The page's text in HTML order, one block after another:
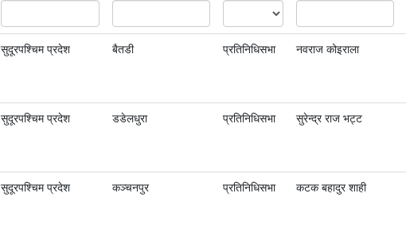
सुदूरपश्चिम प्रदेश बैतडी प्रतिनिधिसभा नवराज कोइराला
सुदूरपश्चिम प्रदेश डडेलधुरा प्रतिनिधिसभा सुरेन्‍द्र राज भट्ट
सुदूरपश्चिम प्रदेश कञ्चनपुर प्रतिनिधिसभा कटक बहादुर शाही